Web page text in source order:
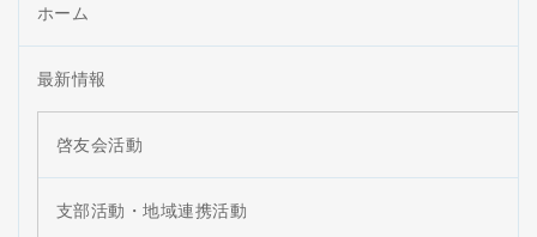
ホーム
最新情報
啓友会活動
支部活動・地域連携活動